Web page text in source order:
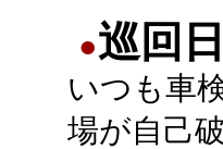
●巡回日
いつも車
場が自己